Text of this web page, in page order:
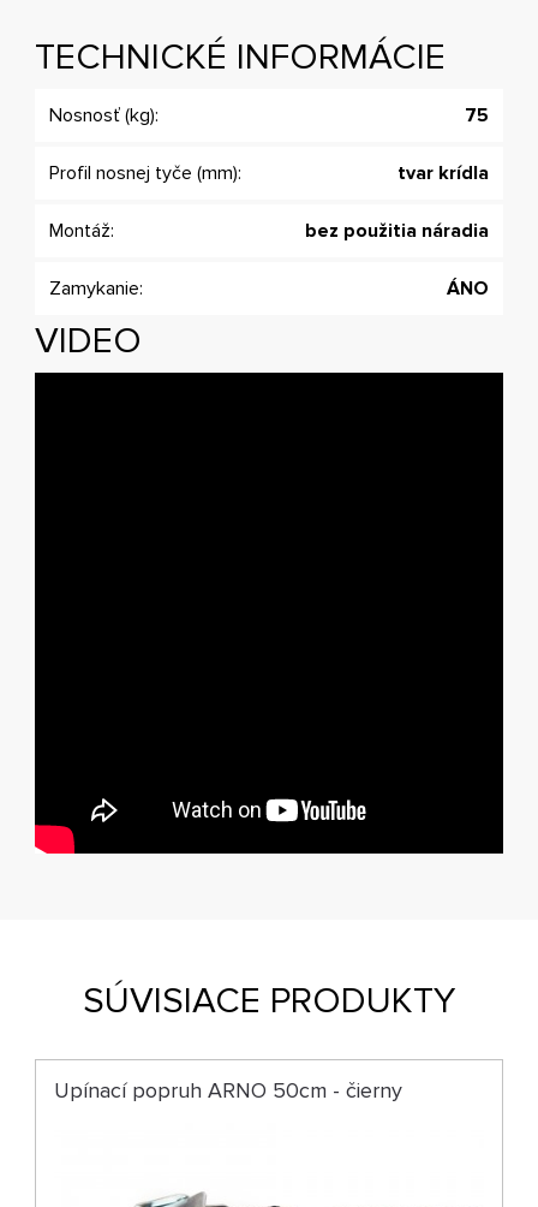
TECHNICKÉ INFORMÁCIE
Nosnosť (kg): 75
Profil nosnej tyče (mm): tvar krídla
Montáž: bez použitia náradia
Zamykanie: ÁNO
VIDEO
SÚVISIACE PRODUKTY
Upínací popruh ARNO 50cm - čierny